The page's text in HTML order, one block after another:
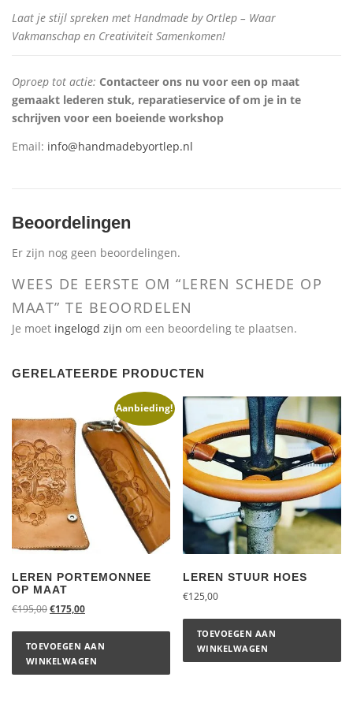
Laat je stijl spreken met Handmade by Ortlep – Waar
Vakmanschap en Creativiteit Samenkomen!
Oproep tot actie: Contacteer ons nu voor een op maat
gemaakt lederen stuk, reparatieservice of om je in te
schrijven voor een boeiende workshop
Email: info@handmadebyortlep.nl
Beoordelingen
Er zijn nog geen beoordelingen.
WEES DE EERSTE OM “LEREN SCHEDE OP
MAAT” TE BEOORDELEN
Je moet ingelogd zijn om een beoordeling te plaatsen.
GERELATEERDE PRODUCTEN
Aanbieding!
LEREN PORTEMONNEE
OP MAAT
€195,00€175,00
TOEVOEGEN AAN
WINKELWAGEN
LEREN STUUR HOES
€125,00
TOEVOEGEN AAN
WINKELWAGEN